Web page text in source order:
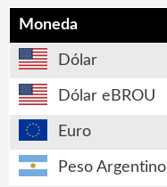
Moneda
Dólar
Dólar eBROU
Euro
Peso Argentino